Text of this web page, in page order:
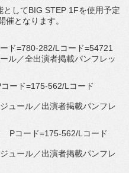
してBIG STEP 1Fを使用予定
となります。
ド=780-282/Lコード=54721
ル／全出演者掲載パンフレッ
ード=175-562/Lコード
ュール／出演者掲載パンフレ
Pコード=175-562/Lコード
ュール／出演者掲載パンフレ